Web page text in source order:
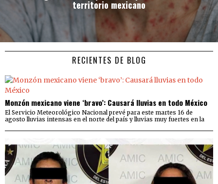
territorio mexicano
RECIENTES DE BLOG
Monzón mexicano viene ‘bravo’: Causará lluvias en todo México
El Servicio Meteorológico Nacional prevé para este martes 16 de
agosto lluvias intensas en el norte del país y lluvias muy fuertes en la